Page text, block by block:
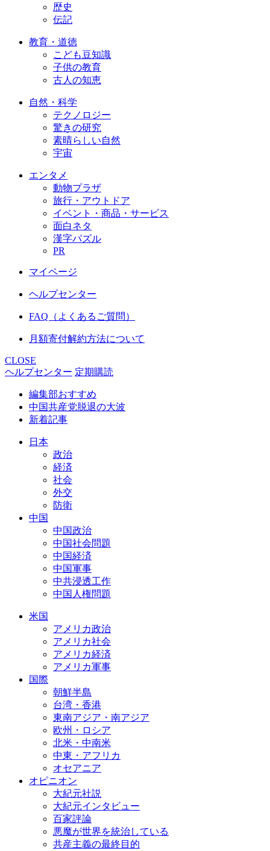
歴史
伝記
教育・道徳
こども豆知識
子供の教育
古人の知恵
自然・科学
テクノロジー
驚きの研究
素晴らしい自然
宇宙
エンタメ
動物プラザ
旅行・アウトドア
イベント・商品・サービス
面白ネタ
漢字パズル
PR
マイページ
ヘルプセンター
FAQ（よくあるご質問）
月額寄付解約方法について
CLOSE
ヘルプセンター 定期購読
編集部おすすめ
中国共産党脱退の大波
新着記事
日本
政治
経済
社会
外交
防衛
中国
中国政治
中国社会問題
中国経済
中国軍事
中共浸透工作
中国人権問題
米国
アメリカ政治
アメリカ社会
アメリカ経済
アメリカ軍事
国際
朝鮮半島
台湾・香港
東南アジア・南アジア
欧州・ロシア
北米・中南米
中東・アフリカ
オセアニア
オピニオン
大紀元社説
大紀元インタビュー
百家評論
悪魔が世界を統治している
共産主義の最終目的